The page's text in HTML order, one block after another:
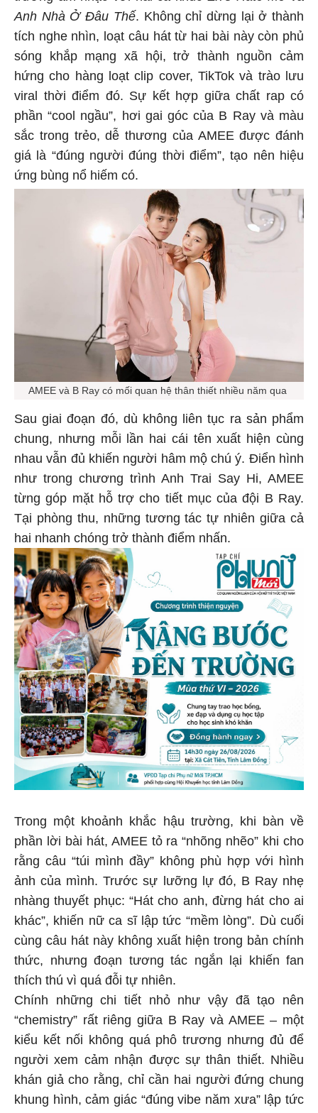
Anh Nhà Ở Đâu Thế. Không chỉ dừng lại ở thành
tích nghe nhìn, loạt câu hát từ hai bài này còn phủ
sóng khắp mạng xã hội, trở thành nguồn cảm
hứng cho hàng loạt clip cover, TikTok và trào lưu
viral thời điểm đó. Sự kết hợp giữa chất rap có
phần “cool ngầu”, hơi gai góc của B Ray và màu
sắc trong trẻo, dễ thương của AMEE được đánh
giá là “đúng người đúng thời điểm”, tạo nên hiệu
ứng bùng nổ hiếm có.
AMEE và B Ray có mối quan hệ thân thiết nhiều năm qua
Sau giai đoạn đó, dù không liên tục ra sản phẩm
chung, nhưng mỗi lần hai cái tên xuất hiện cùng
nhau vẫn đủ khiến người hâm mộ chú ý. Điển hình
như trong chương trình Anh Trai Say Hi, AMEE
từng góp mặt hỗ trợ cho tiết mục của đội B Ray.
Tại phòng thu, những tương tác tự nhiên giữa cả
hai nhanh chóng trở thành điểm nhấn.
Trong một khoảnh khắc hậu trường, khi bàn về
phần lời bài hát, AMEE tỏ ra “nhõng nhẽo” khi cho
rằng câu “túi mình đầy” không phù hợp với hình
ảnh của mình. Trước sự lưỡng lự đó, B Ray nhẹ
nhàng thuyết phục: “Hát cho anh, đừng hát cho ai
khác”, khiến nữ ca sĩ lập tức “mềm lòng”. Dù cuối
cùng câu hát này không xuất hiện trong bản chính
thức, nhưng đoạn tương tác ngắn lại khiến fan
thích thú vì quá đỗi tự nhiên.
Chính những chi tiết nhỏ như vậy đã tạo nên
“chemistry” rất riêng giữa B Ray và AMEE – một
kiểu kết nối không quá phô trương nhưng đủ để
người xem cảm nhận được sự thân thiết. Nhiều
khán giả cho rằng, chỉ cần hai người đứng chung
khung hình, cảm giác “đúng vibe năm xưa” lập tức